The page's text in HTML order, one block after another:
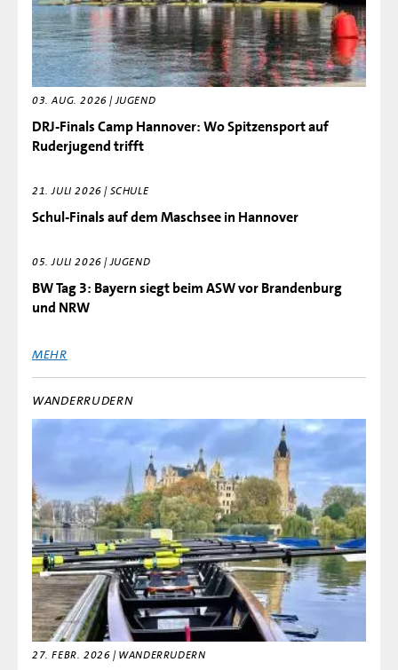
03. AUG. 2026 | JUGEND
DRJ-Finals Camp Hannover: Wo Spitzensport auf
Ruderjugend trifft
21. JULI 2026 | SCHULE
Schul-Finals auf dem Maschsee in Hannover
05. JULI 2026 | JUGEND
BW Tag 3: Bayern siegt beim ASW vor Brandenburg
und NRW
MEHR
WANDERRUDERN
27. FEBR. 2026 | WANDERRUDERN